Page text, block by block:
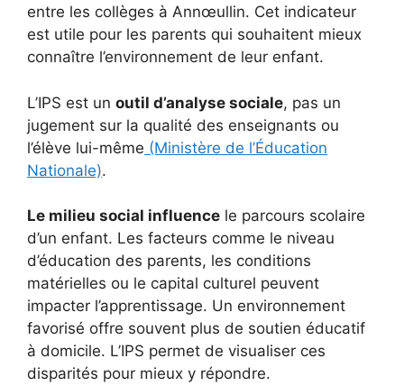
entre les collèges à Annœullin. Cet indicateur
est utile pour les parents qui souhaitent mieux
connaître l’environnement de leur enfant.
L’IPS est un outil d’analyse sociale, pas un
jugement sur la qualité des enseignants ou
l’élève lui-même (Ministère de l’Éducation
Nationale).
Le milieu social influence le parcours scolaire
d’un enfant. Les facteurs comme le niveau
d’éducation des parents, les conditions
matérielles ou le capital culturel peuvent
impacter l’apprentissage. Un environnement
favorisé offre souvent plus de soutien éducatif
à domicile. L’IPS permet de visualiser ces
disparités pour mieux y répondre.